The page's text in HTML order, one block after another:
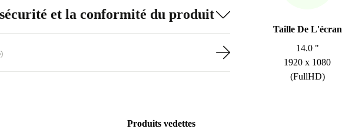
Taille De L'écran
14.0 "
1920 x 1080
(FullHD)
et la conformité du produit
Produits vedettes